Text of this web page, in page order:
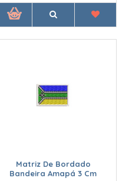
Matriz De Bordado
Bandeira Amapá 3 Cm